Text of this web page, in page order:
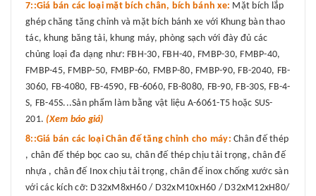
7::Giá bán các loại mặt bích chân, bích bánh xe: Mặt bích lắp
ghép chăng tăng chỉnh và mặt bích bánh xe với Khung bàn thao
tác, khung băng tải, khung máy, phòng sạch với đày đủ các
chủng loại đa dạng như: FBH-30, FBH-40, FMBP-30, FMBP-40,
FMBP-45, FMBP-50, FMBP-60, FMBP-80, FMBP-90, FB-2040, FB-
3060, FB-4080, FB-4590, FB-6060, FB-8080, FB-90, FB-30S, FB-4-
S, FB-45S...Sản phẩm làm bằng vật liệu A-6061-T5 hoặc SUS-
201. (Xem báo giá)
8::Giá bán các loại Chân đế tăng chỉnh cho máy: Chân đế thép
, chân đế thép bọc cao su, chân đế thép chịu tải trọng, chân đế
nhựa , chân đế Inox chịu tải trọng, chân đế inox chống xước sàn
với các kích cỡ: D32xM8xH60 / D32xM10xH60 / D32xM12xH80/